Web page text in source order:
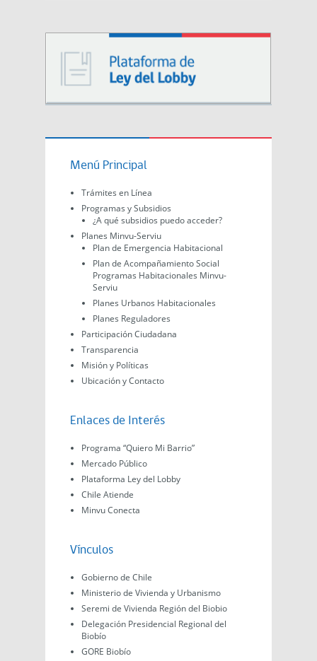
Menú Principal
Trámites en Línea
Programas y Subsidios
¿A qué subsidios puedo acceder?
Planes Minvu-Serviu
Plan de Emergencia Habitacional
Plan de Acompañamiento Social
Programas Habitacionales Minvu-
Serviu
Planes Urbanos Habitacionales
Planes Reguladores
Participación Ciudadana
Transparencia
Misión y Políticas
Ubicación y Contacto
Enlaces de Interés
Programa “Quiero Mi Barrio”
Mercado Público
Plataforma Ley del Lobby
Chile Atiende
Minvu Conecta
Vínculos
Gobierno de Chile
Ministerio de Vivienda y Urbanismo
Seremi de Vivienda Región del Biobio
Delegación Presidencial Regional del
Biobío
GORE Biobío